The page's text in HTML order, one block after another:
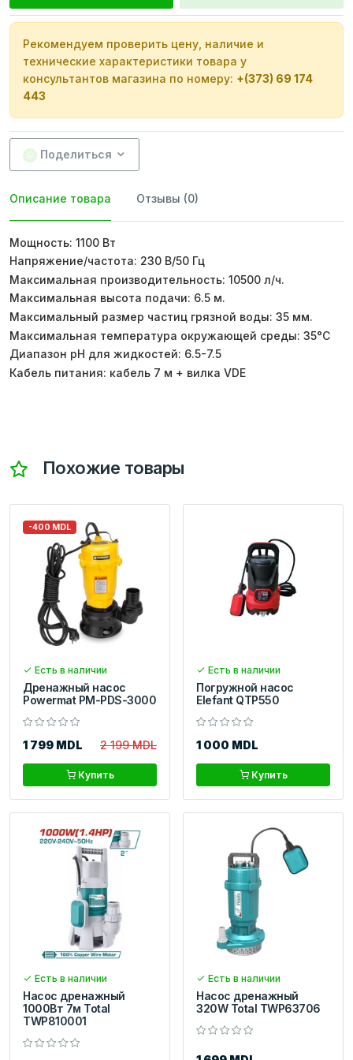
Рекомендуем проверить цену, наличие и
технические характеристики товара у
консультантов магазина по номеру: +(373) 69 174
443
Поделиться
Описание товара Отзывы (0)
Мощность: 1100 Вт
Напряжение/частота: 230 В/50 Гц
Максимальная производительность: 10500 л/ч.
Максимальная высота подачи: 6.5 м.
Максимальный размер частиц грязной воды: 35 мм.
Максимальная температура окружающей среды: 35°C
Диапазон pH для жидкостей: 6.5-7.5
Кабель питания: кабель 7 м + вилка VDE
Похожие товары
-400 MDL
Есть в наличии
Дренажный насос
Powermat PM-PDS-3000
1 799 MDL 2 199 MDL
Купить
Есть в наличии
Погружной насос
Elefant QTP550
1 000 MDL
Купить
Есть в наличии
Насос дренажный
1000Вт 7м Total
TWP810001
Есть в наличии
Насос дренажный
320W Total TWP63706